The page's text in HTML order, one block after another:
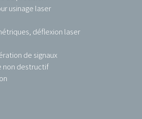
usinage laser
déflexion laser
de signaux
non destructif